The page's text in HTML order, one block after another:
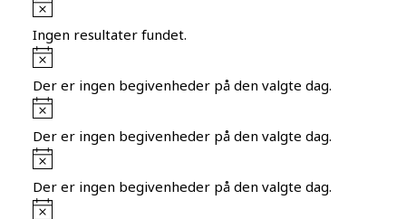
Notice
Ingen resultater fundet.
Notice
Der er ingen begivenheder på den valgte dag.
Notice
Der er ingen begivenheder på den valgte dag.
Notice
Der er ingen begivenheder på den valgte dag.
Notice